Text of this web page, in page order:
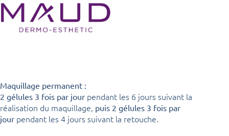
Maquillage permanent :
2 gélules 3 fois par jour pendant les 6 jours suivant la
réalisation du maquillage, puis 2 gélules 3 fois par
jour pendant les 4 jours suivant la retouche.